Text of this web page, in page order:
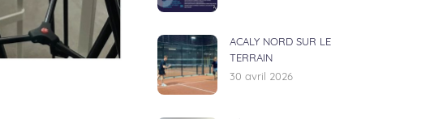
ACALY NORD SUR LE
TERRAIN
30 avril 2026